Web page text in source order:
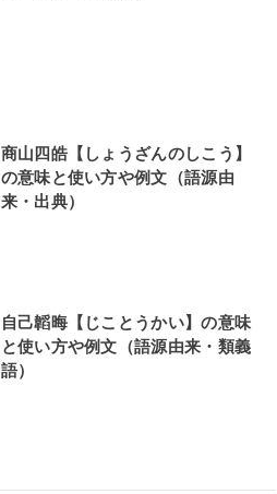
商山四皓【しょうざんのしこう】
の意味と使い方や例文（語源由
来・出典）
自己韜晦【じことうかい】の意味
と使い方や例文（語源由来・類義
語）